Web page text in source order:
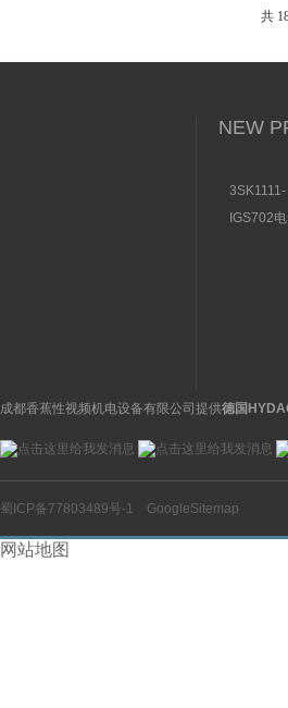
共
NEW
3SK1111-
关特点及
IGS702
成都香蕉性视频机电设备有限公司提供德国
蜀ICP备77803489号-1 GoogleSitemap
网站地图